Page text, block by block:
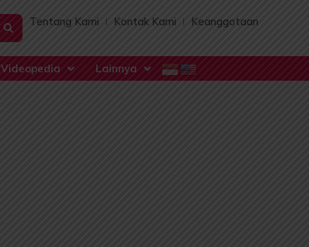
Tentang Kami Kontak Kami Keanggotaan
Videopedia Lainnya